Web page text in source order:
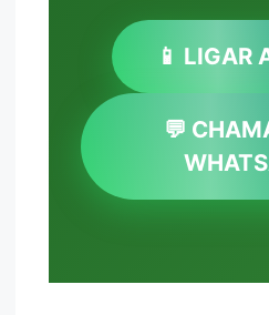
📱 LIGAR
💬